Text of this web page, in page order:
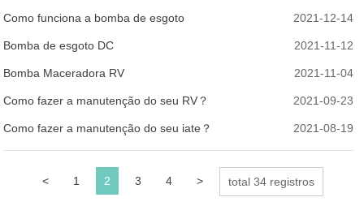
tipo de demanda
Como funciona a bomba de esgoto 2021-12-14
Bomba de esgoto DC 2021-11-12
Bomba Maceradora RV 2021-11-04
Como fazer a manutenção do seu RV？ 2021-09-23
Como fazer a manutenção do seu iate？ 2021-08-19
< 1 2 3 4 > total 34 registros